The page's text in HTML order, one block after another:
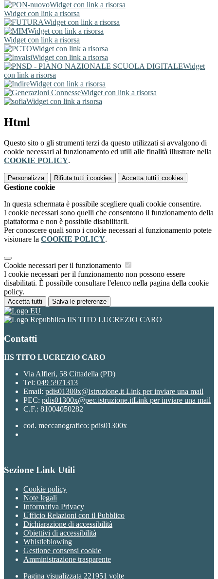
Widget con link a risorsa
Widget con link a risorsa
Widget con link a risorsa
Widget con link a risorsa
Widget con link a risorsa
Widget con link a risorsa
Widget con link a risorsa
Widget
con link a risorsa
Widget con link a risorsa
Widget con link a risorsa
Widget con link a risorsa
Html
Questo sito o gli strumenti terzi da questo utilizzati si avvalgono di
cookie necessari al funzionamento ed utili alle finalità illustrate nella
COOKIE POLICY.
Personalizza Rifiuta tutti i cookies Accetta tutti i cookies
Gestione cookie
In questa schermata è possibile scegliere quali cookie consentire.
I cookie necessari sono quelli che consentono il funzionamento della
piattaforma e non è possibile disabilitarli.
Per conoscere quali sono i cookie necessari al funzionamento potete
visionare la COOKIE POLICY.
Cookie necessari per il funzionamento
I cookie necessari per il funzionamento non possono essere
disabilitati. È possibile consultare l'elenco nella pagina della cookie
policy.
Accetta tutti Salva le preferenze
IIS TITO LUCREZIO CARO
Contatti
IIS TITO LUCREZIO CARO
Via Alfieri, 58 Cittadella (PD)
Tel: 049 5971313
Email: pdis01300x@istruzione.itLink per inviare una mail
PEC: pdis01300x@pec.istruzione.itLink per inviare una mail
C.F.: 81004050282
cod. meccanografico: pdis01300x
Sezione Link Utili
Cookie policy
Note legali
Informativa Privacy
Ufficio Relazioni con il Pubblico
Dichiarazione di accessibilità
Obiettivi di accessibilità
Whistleblowing
Gestione consensi cookie
Amministrazione trasparente
Pagina visualizzata 221951 volte